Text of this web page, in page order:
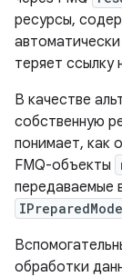
ресурсы,
теряет ссылку
В качестве
собственную
понимает, как
FMQ-объекты
передаваемые
обработки